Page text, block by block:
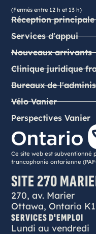
(Fermés entre 12 h et 13 h)
Réception principale
Services d'appui
Nouveaux arrivants
Clinique juridique
Bureaux de
Vélo Vanier
Perspectives Vanier
Ce site web est subventionné
francophonie ontarienne
SITE 270
270, av. Marier
Ottawa, Ontario
SERVICES D'EMPLOI
Lundi au vendredi